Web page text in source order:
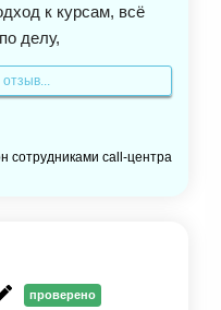
к курсам, всё
делу,
все
на языке
по прогревам, с
пол года, у
в себе,
коуч,
её подход, она
времени.
сотрудниками call-центра
проверено